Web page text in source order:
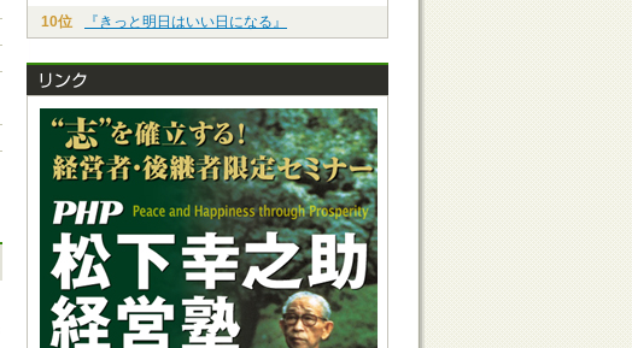
10位
『きっと明日はいい日になる』